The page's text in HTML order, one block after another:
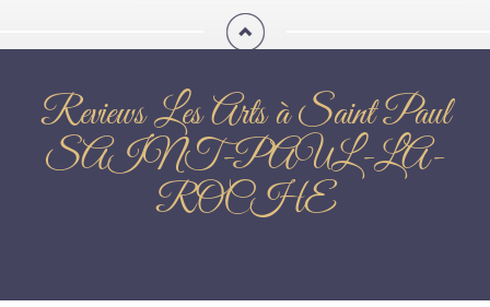
Reviews Les Arts à Saint Paul
SAINT-PAUL-LA-
ROCHE